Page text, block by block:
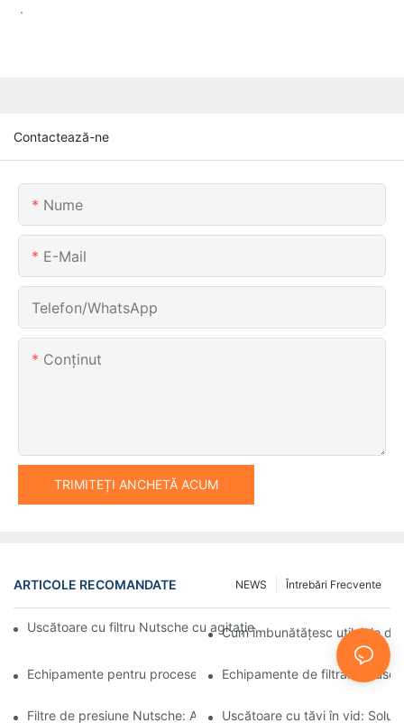
.
Contactează-ne
Nume
E-Mail
Telefon/WhatsApp
Conţinut
TRIMITEȚI ANCHETĂ ACUM
ARTICOLE RECOMANDATE Întrebări Frecvente
NEWS
Uscătoare cu filtru Nutsche cu agitație vs. alte metode de
Cum îmbunătățesc utilajele
Echipamente pentru procese industriale: Inovațiile modelează
Echipamente de filtrare și
Filtre de presiune Nutsche: Aplicații în industria chimică și
Uscătoare cu tăvi în vid: